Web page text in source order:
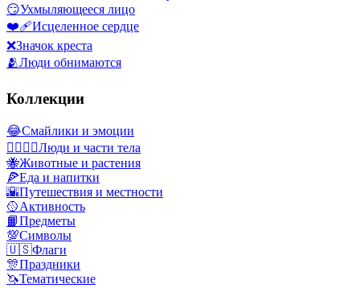
😏Ухмыляющееся лицо
❤️‍🩹Исцеленное сердце
❌Значок креста
🫂Люди обнимаются
Коллекции
😂Смайлики и эмоции
👩‍❤️‍💋‍👨Люди и части тела
🐝Животные и растения
🍕Еда и напитки
🌇Путешествия и местности
🥎Активность
📙Предметы
💯Символы
🇺🇸Флаги
🎊Праздники
🦄Тематические